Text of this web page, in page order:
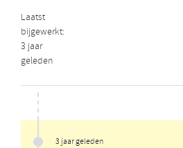
Laatst
bijgewerkt:
3 jaar
geleden
3 jaar geleden